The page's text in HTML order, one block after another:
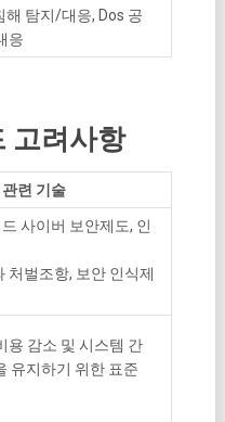
해 탐지/대응, Dos 공
응
고려사항
관련 기술
사이버 보안제도, 인
처벌조항, 보안 인식제
용 감소 및 시스템 간
유지하기 위한 표준